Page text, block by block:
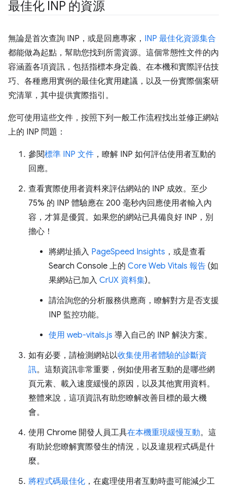
最佳化 INP 的資源
無論是首次查詢 INP，或是回應專家， INP 最佳化資源集合
都能做為起點，幫助您找到所需資源。這個常態性文件的內
容涵蓋各項資訊，包括指標本身定義、在本機和實際評估技
巧、各種應用實例的最佳化實用建議，以及一份實際個案研
究清單，其中提供實際指引。
您可使用這些文件，按照下列一般工作流程找出並修正網站
上的 INP 問題：
參閱標準 INP 文件 ，瞭解 INP 如何評估使用者互動的
回應。
查看實際使用者資料來評估網站的 INP 成效。至少
75% 的 INP 體驗應在 200 毫秒內回應使用者輸入內
容，才算是優質。如果您的網站已具備良好 INP，別
擔心！
將網址插入 PageSpeed Insights ，或是查看
Search Console 上的 Core Web Vitals 報告 (如
果網站已加入 CrUX 資料集)。
請洽詢您的分析服務供應商，瞭解對方是否支援
INP 監控功能。
使用 web-vitals.js 導入自己的 INP 解決方案。
如有必要，請檢測網站以收集使用者體驗的診斷資
訊。這類資訊非常重要，例如使用者互動的是哪些網
頁元素、載入速度緩慢的原因，以及其他實用資料。
整體來說，這項資訊有助您瞭解改善目標的最大機
會。
使用 Chrome 開發人員工具在本機重現緩慢互動。這
有助於您瞭解實際發生的情況，以及違規程式碼是什
麼。
將程式碼最佳化 ，在處理使用者互動時盡可能減少工